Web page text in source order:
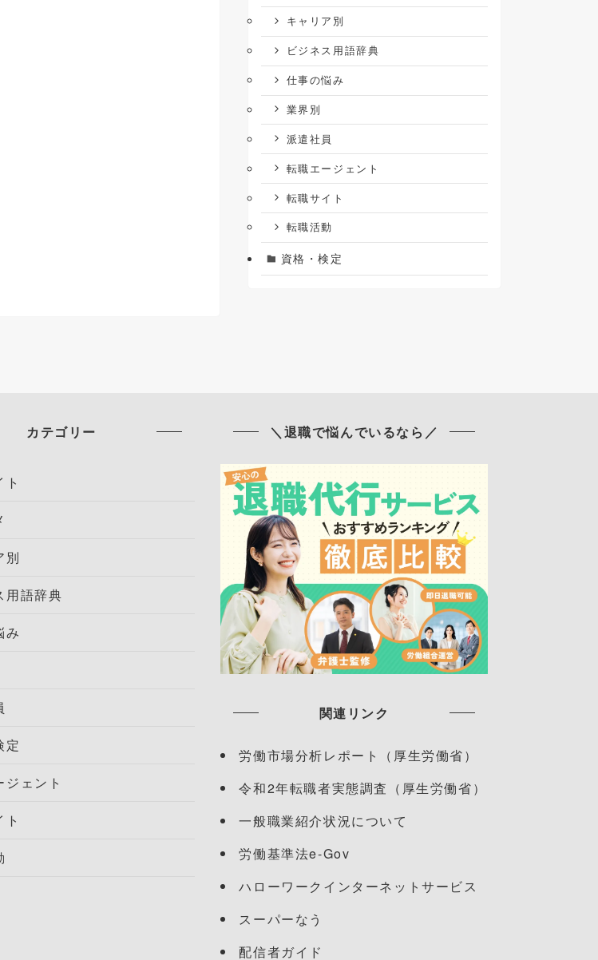
キャリア別
ビジネス用語辞典
仕事の悩み
業界別
派遣社員
転職エージェント
転職サイト
転職活動
資格・検定
カテゴリー
別
用語辞典
み
定
ジェント
＼退職で悩んでいるなら／
関連リンク
労働市場分析レポート（厚生労働省）
令和2年転職者実態調査（厚生労働省）
一般職業紹介状況について
労働基準法e-Gov
ハローワークインターネットサービス
スーパーなう
配信者ガイド